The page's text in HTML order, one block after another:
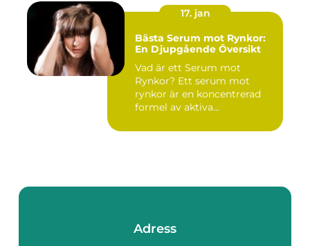
17. jan
Bästa Serum mot Rynkor:
En Djupgående Översikt
Vad är ett Serum mot
Rynkor? Ett serum mot
rynkor är en koncentrerad
formel av aktiva
Adress